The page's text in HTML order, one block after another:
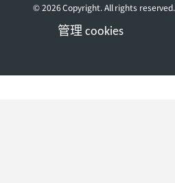
管理 cookies
© 2026 Copyright. All rights reserved.